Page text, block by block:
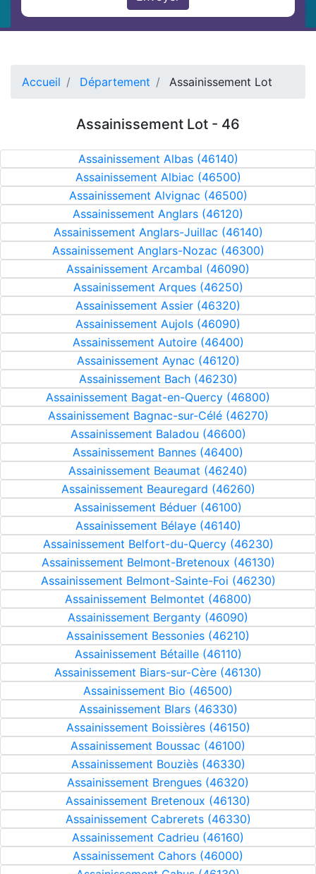
Accueil Département Assainissement Lot
Assainissement Lot - 46
Assainissement Albas (46140)
Assainissement Albiac (46500)
Assainissement Alvignac (46500)
Assainissement Anglars (46120)
Assainissement Anglars-Juillac (46140)
Assainissement Anglars-Nozac (46300)
Assainissement Arcambal (46090)
Assainissement Arques (46250)
Assainissement Assier (46320)
Assainissement Aujols (46090)
Assainissement Autoire (46400)
Assainissement Aynac (46120)
Assainissement Bach (46230)
Assainissement Bagat-en-Quercy (46800)
Assainissement Bagnac-sur-Célé (46270)
Assainissement Baladou (46600)
Assainissement Bannes (46400)
Assainissement Beaumat (46240)
Assainissement Beauregard (46260)
Assainissement Béduer (46100)
Assainissement Bélaye (46140)
Assainissement Belfort-du-Quercy (46230)
Assainissement Belmont-Bretenoux (46130)
Assainissement Belmont-Sainte-Foi (46230)
Assainissement Belmontet (46800)
Assainissement Berganty (46090)
Assainissement Bessonies (46210)
Assainissement Bétaille (46110)
Assainissement Biars-sur-Cère (46130)
Assainissement Bio (46500)
Assainissement Blars (46330)
Assainissement Boissières (46150)
Assainissement Boussac (46100)
Assainissement Bouziès (46330)
Assainissement Brengues (46320)
Assainissement Bretenoux (46130)
Assainissement Cabrerets (46330)
Assainissement Cadrieu (46160)
Assainissement Cahors (46000)